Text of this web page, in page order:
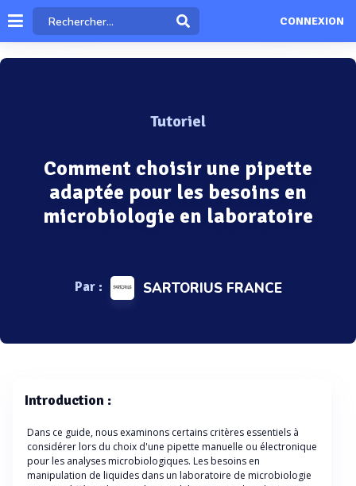
CONNEXION
Tutoriel
Comment choisir une pipette
adaptée pour les besoins en
microbiologie en laboratoire
Par : SARTORIUS FRANCE
Introduction :
Dans ce guide, nous examinons certains critères essentiels à
considérer lors du choix d'une pipette manuelle ou électronique
pour les analyses microbiologiques. Les besoins en
manipulation de liquides dans un laboratoire de microbiologie